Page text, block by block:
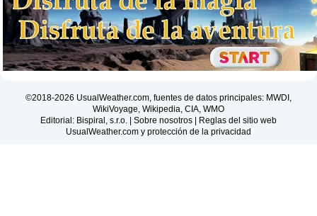
©2018-2026 UsualWeather.com, fuentes de datos principales: MWDI,
WikiVoyage, Wikipedia, CIA, WMO
Editorial: Bispiral, s.r.o. | Sobre nosotros | Reglas del sitio web
UsualWeather.com y protección de la privacidad